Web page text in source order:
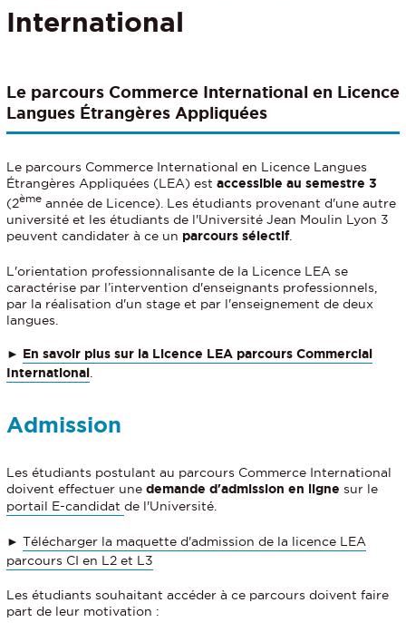
International
Le parcours Commerce International en Licence
Langues Étrangères Appliquées
Le parcours Commerce International en Licence Langues
Étrangères Appliquées (LEA) est accessible au semestre 3
(2ème année de Licence). Les étudiants provenant d'une autre
université et les étudiants de l'Université Jean Moulin Lyon 3
peuvent candidater à ce un parcours sélectif.
L'orientation professionnalisante de la Licence LEA se
caractérise par l’intervention d'enseignants professionnels,
par la réalisation d'un stage et par l'enseignement de deux
langues.
► En savoir plus sur la Licence LEA parcours Commercial
International
Admission
Les étudiants postulant au parcours Commerce International
doivent effectuer une demande d'admission en ligne sur le
portail E-candidat de l'Université.
► Télécharger la maquette d'admission de la licence LEA
parcours CI en L2 et L3
Les étudiants souhaitant accéder à ce parcours doivent faire
part de leur motivation :